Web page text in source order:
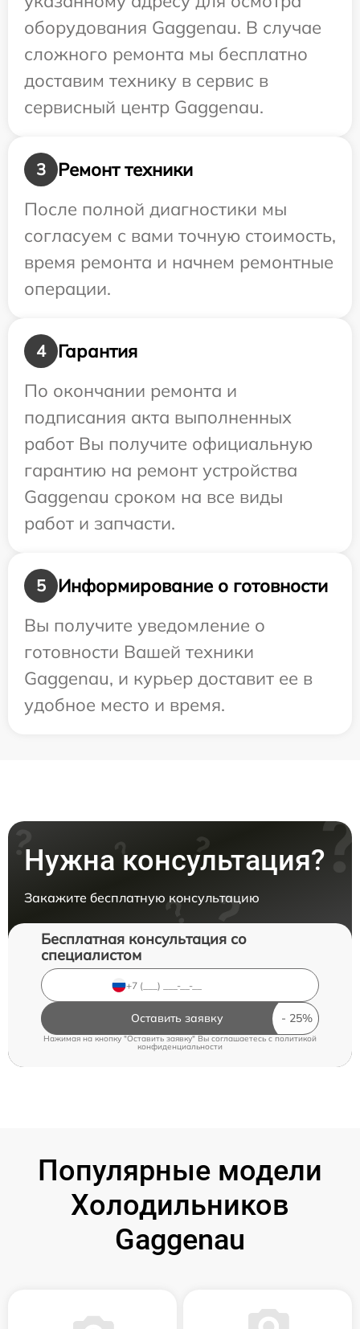
оборудования Gaggenau. В случае
сложного ремонта мы бесплатно
доставим технику в сервис в
сервисный центр Gaggenau.
3
Ремонт техники
После полной диагностики мы
согласуем с вами точную стоимость,
время ремонта и начнем ремонтные
операции.
4
Гарантия
По окончании ремонта и
подписания акта выполненных
работ Вы получите официальную
гарантию на ремонт устройства
Gaggenau сроком на все виды
работ и запчасти.
5
Информирование о готовности
Вы получите уведомление о
готовности Вашей техники
Gaggenau, и курьер доставит ее в
удобное место и время.
Нужна консультация?
Закажите бесплатную консультацию
Бесплатная консультация со
специалистом
Оставить заявку
Нажимая на кнопку "Оставить заявку" Вы соглашаетесь c политикой
конфиденциальности
Популярные модели
Холодильников
Gaggenau